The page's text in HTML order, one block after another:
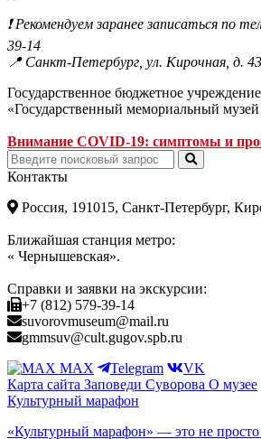
❗️ Рекомендуем заранее записаться по
39-14
📍 Санкт-Петербург, ул. Кирочная, д. 43
Государственное бюджетное
«Государственный мемориальный
Внимание COVID-19: симптомы и
Контакты
Россия, 191015, Санкт-Петербург,
Ближайшая станция метро:
« Чернышевская».
Справки и заявки на экскурсии:
+7 (812) 579-39-14
suvorovmuseum@mail.ru
gmmsuv@cult.gugov.spb.ru
MAX
Telegram
VK
Карта сайта Заповеди Cуворова О музее
Культурный марафон
«Культурный марафон» — это не просто